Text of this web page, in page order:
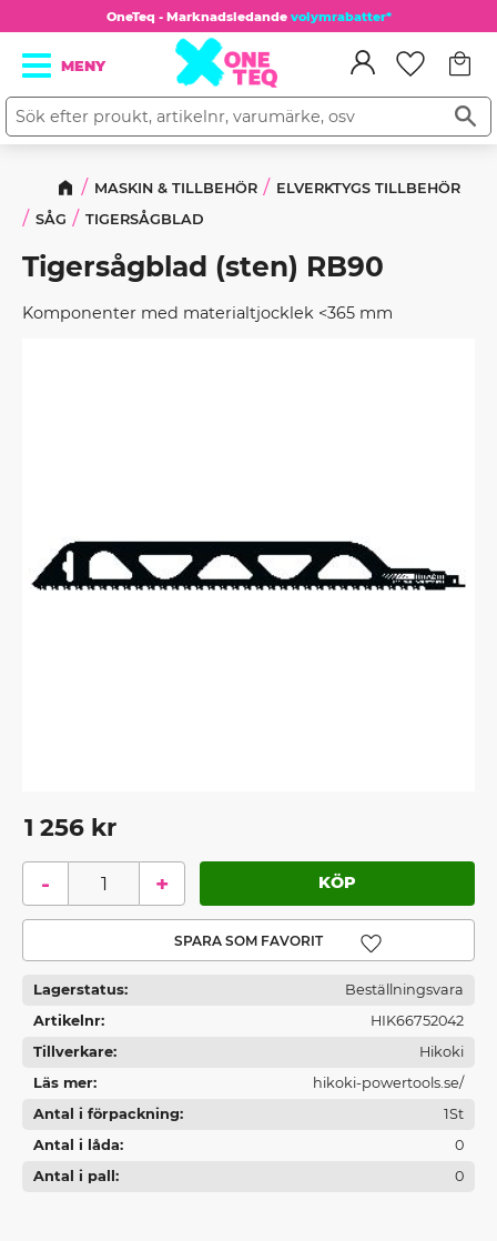
Meny
OneTeq - Marknadsledande volymrabatter*
MASKIN & TILLBEHÖR
ELVERKTYGS TILLBEHÖR
SÅG
TIGERSÅGBLAD
Tigersågblad (sten) RB90
Komponenter med materialtjocklek <365 mm
1 256 kr
+
-
Lägg till i favoriter
Lagerstatus
Beställningsvara
Artikelnr
HIK66752042
Tillverkare
Hikoki
Läs mer
hikoki-powertools.se/
Antal i förpackning
1St
Antal i låda
0
Antal i pall
0